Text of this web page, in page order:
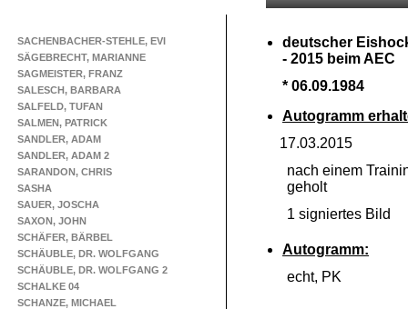
SACHENBACHER-STEHLE, EVI
SÄGEBRECHT, MARIANNE
SAGMEISTER, FRANZ
SALESCH, BARBARA
SALFELD, TUFAN
SALMEN, PATRICK
SANDLER, ADAM
SANDLER, ADAM 2
SARANDON, CHRIS
SASHA
SAUER, JOSCHA
SAXON, JOHN
SCHÄFER, BÄRBEL
SCHÄUBLE, DR. WOLFGANG
SCHÄUBLE, DR. WOLFGANG 2
SCHALKE 04
SCHANZE, MICHAEL
deutscher
- 2015 beim AEC
* 06.09.1984
Autogramm
17.03.2015
nach einem
geholt
1 signiertes Bild
Autogramm:
echt, PK